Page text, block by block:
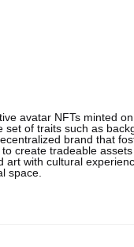
avatar NFTs minted
of traits such as
brand that
create tradeable
art with cultural
space.